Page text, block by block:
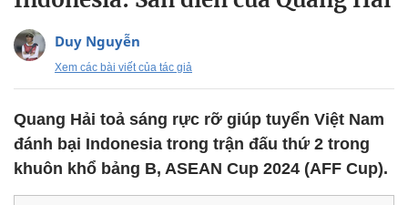
Duy Nguyễn
Xem các bài viết của tác giả
Quang Hải toả sáng rực rỡ giúp tuyển Việt Nam
đánh bại Indonesia trong trận đấu thứ 2 trong
khuôn khổ bảng B, ASEAN Cup 2024 (AFF Cup).